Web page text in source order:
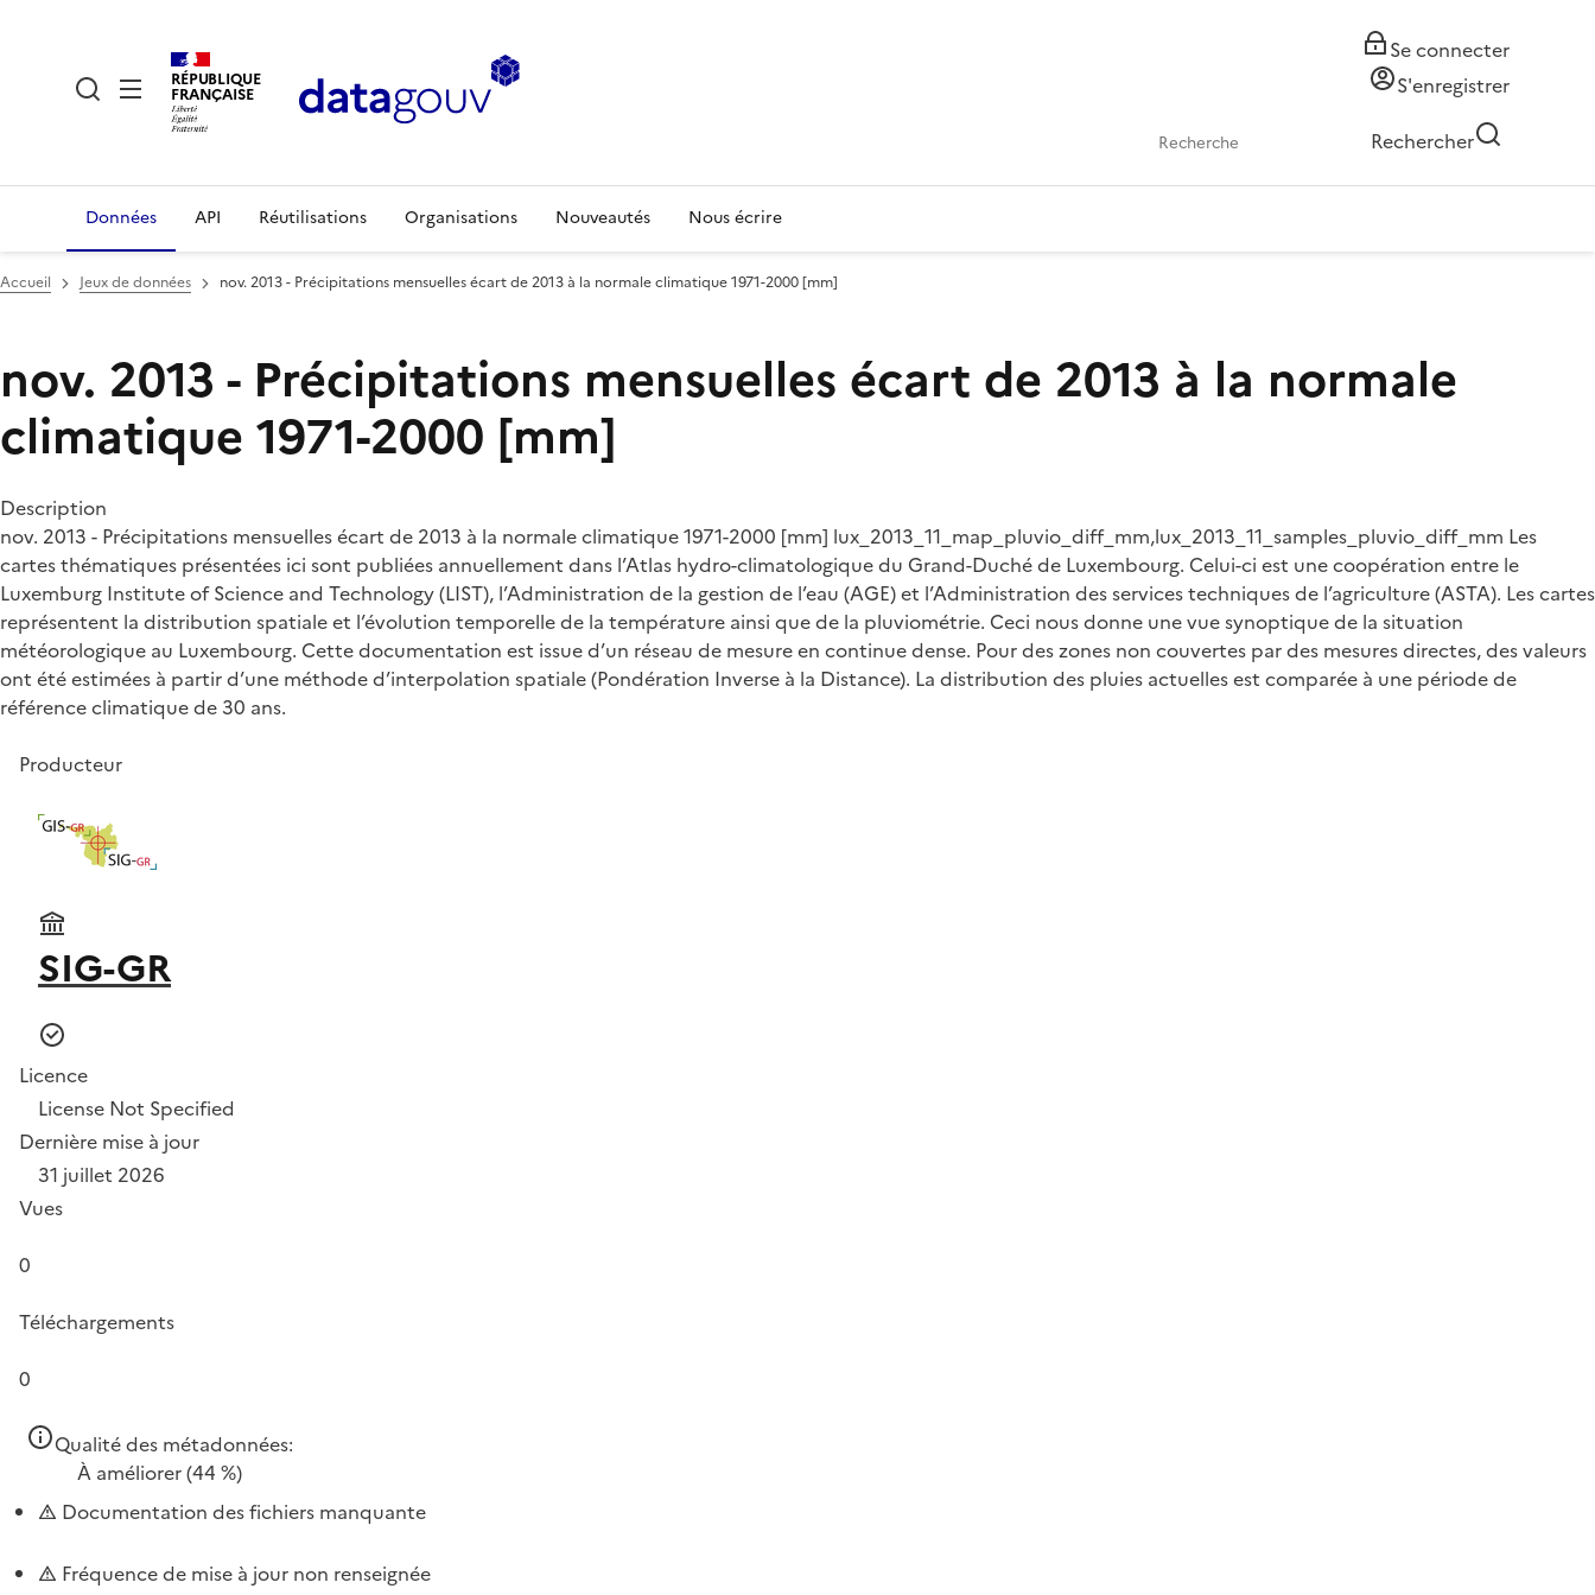
RÉPUBLIQUE
FRANÇAISE
Se connecter
S'enregistrer
Rechercher
Données API Réutilisations Organisations Nouveautés Nous écrire
Accueil Jeux de données nov. 2013 - Précipitations mensuelles écart de 2013 à la normale climatique 1971-2000 [mm]
nov. 2013 - Précipitations mensuelles écart de 2013 à la normale
climatique 1971-2000 [mm]
Description
nov. 2013 - Précipitations mensuelles écart de 2013 à la normale climatique 1971-2000 [mm] lux_2013_11_map_pluvio_diff_mm,lux_2013_11_samples_pluvio_diff_mm Les
cartes thématiques présentées ici sont publiées annuellement dans l’Atlas hydro-climatologique du Grand-Duché de Luxembourg. Celui-ci est une coopération entre le
Luxemburg Institute of Science and Technology (LIST), l’Administration de la gestion de l’eau (AGE) et l’Administration des services techniques de l’agriculture (ASTA). Les cartes
représentent la distribution spatiale et l’évolution temporelle de la température ainsi que de la pluviométrie. Ceci nous donne une vue synoptique de la situation
météorologique au Luxembourg. Cette documentation est issue d’un réseau de mesure en continue dense. Pour des zones non couvertes par des mesures directes, des valeurs
ont été estimées à partir d’une méthode d’interpolation spatiale (Pondération Inverse à la Distance). La distribution des pluies actuelles est comparée à une période de
référence climatique de 30 ans.
Producteur
SIG-GR
Licence
License Not Specified
Dernière mise à jour
31 juillet 2026
Vues
0
Téléchargements
0
Qualité des métadonnées:
À améliorer(44 %)
Documentation des fichiers manquante
Fréquence de mise à jour non renseignée